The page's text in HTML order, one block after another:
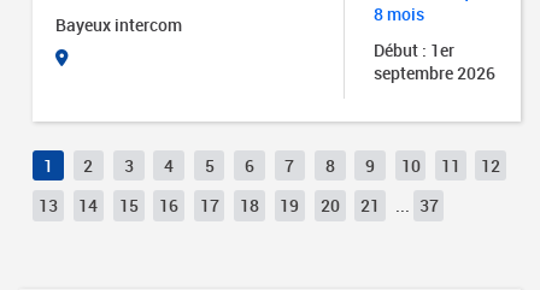
Bayeux intercom
8 mois
Début : 1er
septembre 2026
1 2 3 4 5 6 7 8 9 10 11
12
13
14 15 16 17 18 19 20 21 ... 37